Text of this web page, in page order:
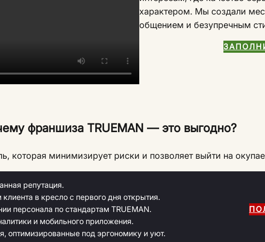
характером. Мы создали
общением и безупречным
франшиза TRUEMAN — это выгодно?
которая минимизирует риски и позволяет выйти на
репутация.
в кресло с первого дня открытия.
персонала по стандартам TRUEMAN.
и мобильного приложения.
оптимизированные под эргономику и уют.